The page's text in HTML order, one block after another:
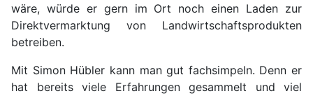
wäre, würde er gern im Ort noch einen Laden zur
Direktvermarktung von Landwirtschaftsprodukten
betreiben.
Mit Simon Hübler kann man gut fachsimpeln. Denn er
hat bereits viele Erfahrungen gesammelt und viel